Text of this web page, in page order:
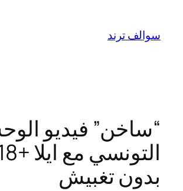
المحتوى
سوالف ترند
“ساخن” فيديو
بدون تغبيش